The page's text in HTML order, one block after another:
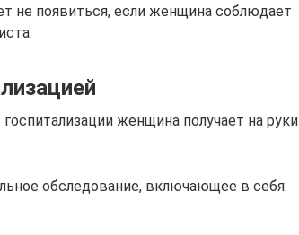
не появиться, если женщина соблюдает
женщина получает на руки
обследование, включающее в себя: